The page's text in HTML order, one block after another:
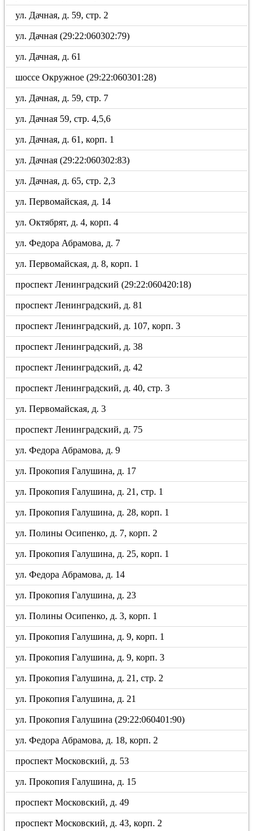
ул. Дачная, д. 59, стр. 2
ул. Дачная (29:22:060302:79)
ул. Дачная, д. 61
шоссе Окружное (29:22:060301:28)
ул. Дачная, д. 59, стр. 7
ул. Дачная 59, стр. 4,5,6
ул. Дачная, д. 61, корп. 1
ул. Дачная (29:22:060302:83)
ул. Дачная, д. 65, стр. 2,3
ул. Первомайская, д. 14
ул. Октябрят, д. 4, корп. 4
ул. Федора Абрамова, д. 7
ул. Первомайская, д. 8, корп. 1
проспект Ленинградский (29:22:060420:18)
проспект Ленинградский, д. 81
проспект Ленинградский, д. 107, корп. 3
проспект Ленинградский, д. 38
проспект Ленинградский, д. 42
проспект Ленинградский, д. 40, стр. 3
ул. Первомайская, д. 3
проспект Ленинградский, д. 75
ул. Федора Абрамова, д. 9
ул. Прокопия Галушина, д. 17
ул. Прокопия Галушина, д. 21, стр. 1
ул. Прокопия Галушина, д. 28, корп. 1
ул. Полины Осипенко, д. 7, корп. 2
ул. Прокопия Галушина, д. 25, корп. 1
ул. Федора Абрамова, д. 14
ул. Прокопия Галушина, д. 23
ул. Полины Осипенко, д. 3, корп. 1
ул. Прокопия Галушина, д. 9, корп. 1
ул. Прокопия Галушина, д. 9, корп. 3
ул. Прокопия Галушина, д. 21, стр. 2
ул. Прокопия Галушина, д. 21
ул. Прокопия Галушина (29:22:060401:90)
ул. Федора Абрамова, д. 18, корп. 2
проспект Московский, д. 53
ул. Прокопия Галушина, д. 15
проспект Московский, д. 49
проспект Московский, д. 43, корп. 2